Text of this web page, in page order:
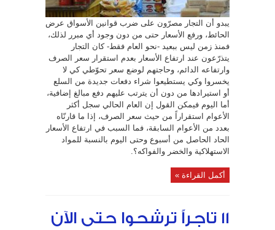
جمعية
حماية
المستهلك:
الحكومة
مقصرة..
والتجار
بريئين
مغلقة
يبدو أن التجار مصرّون على ضرب قوانين الأسواق عرض
الحائط، ورفع الأسعار حتى من دون وجود أي مبرر لذلك،
فمنذ زمن ليس ببعيد -نحو العام فقط- كان التجار
يتذرّعون عند ارتفاع الأسعار بعدم استقرار سعر الصرف
وارتفاعه الدائم، وحاجتهم لوضع سعر تحوّطي كي لا
يخسروا وكي يستطيعوا شراء دفعات جديدة من السلع
أو استيرادها من دون أن يترتب عليهم دفع مبالغ إضافية،
أما اليوم فيمكن القول إن العام الحالي سجل أكثر
الأعوام استقراراً من حيث سعر الصرف، إذا ما قارنّاه
بعدد من الأعوام السابقة، فما السبب في ارتفاع الأسعار
الحاد الحاصل من أسبوع وحتى اليوم بالنسبة للمواد
الاستهلاكية والخضر والفواكه؟.
أكمل القراءة »
11 تاجراً ترشحوا حتى الآن